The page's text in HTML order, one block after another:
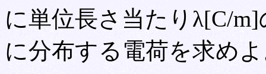
に単位長さ当たりλ[C/
に分布する電荷を求め